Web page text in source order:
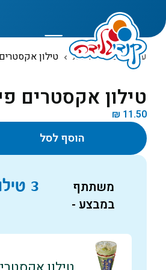
המוצרים
עמוד הבית חנות טילון
טילון אקסטרים
₪ 11.50
הוסף לסל
משתתף
במבצע -
3 טילון אקסטרים פיסטוק ב